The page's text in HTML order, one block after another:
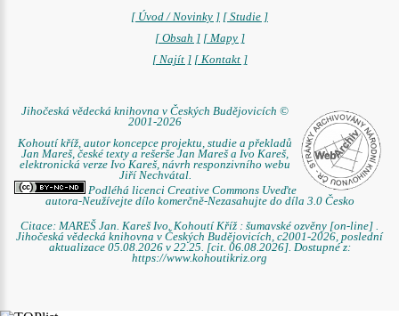
[ Úvod / Novinky ] [ Studie ]
[ Obsah ] [ Mapy ]
[ Najít ] [ Kontakt ]
Jihočeská vědecká knihovna v Českých Budějovicích ©
2001-2026
Kohoutí kříž, autor koncepce projektu, studie a překladů
Jan Mareš, české texty a rešerše Jan Mareš a Ivo Kareš,
elektronická verze Ivo Kareš, návrh responzivního webu
Jiří Nechvátal.
Podléhá licenci Creative Commons Uveďte
autora-Neužívejte dílo komerčně-Nezasahujte do díla 3.0 Česko
Citace: MAREŠ Jan. Kareš Ivo. Kohoutí Kříž : šumavské ozvěny [on-line] .
Jihočeská vědecká knihovna v Českých Budějovicích, c2001-2026, poslední
aktualizace 05.08.2026 v 22.25. [cit. 06.08.2026]. Dostupné z:
https://www.kohoutikriz.org